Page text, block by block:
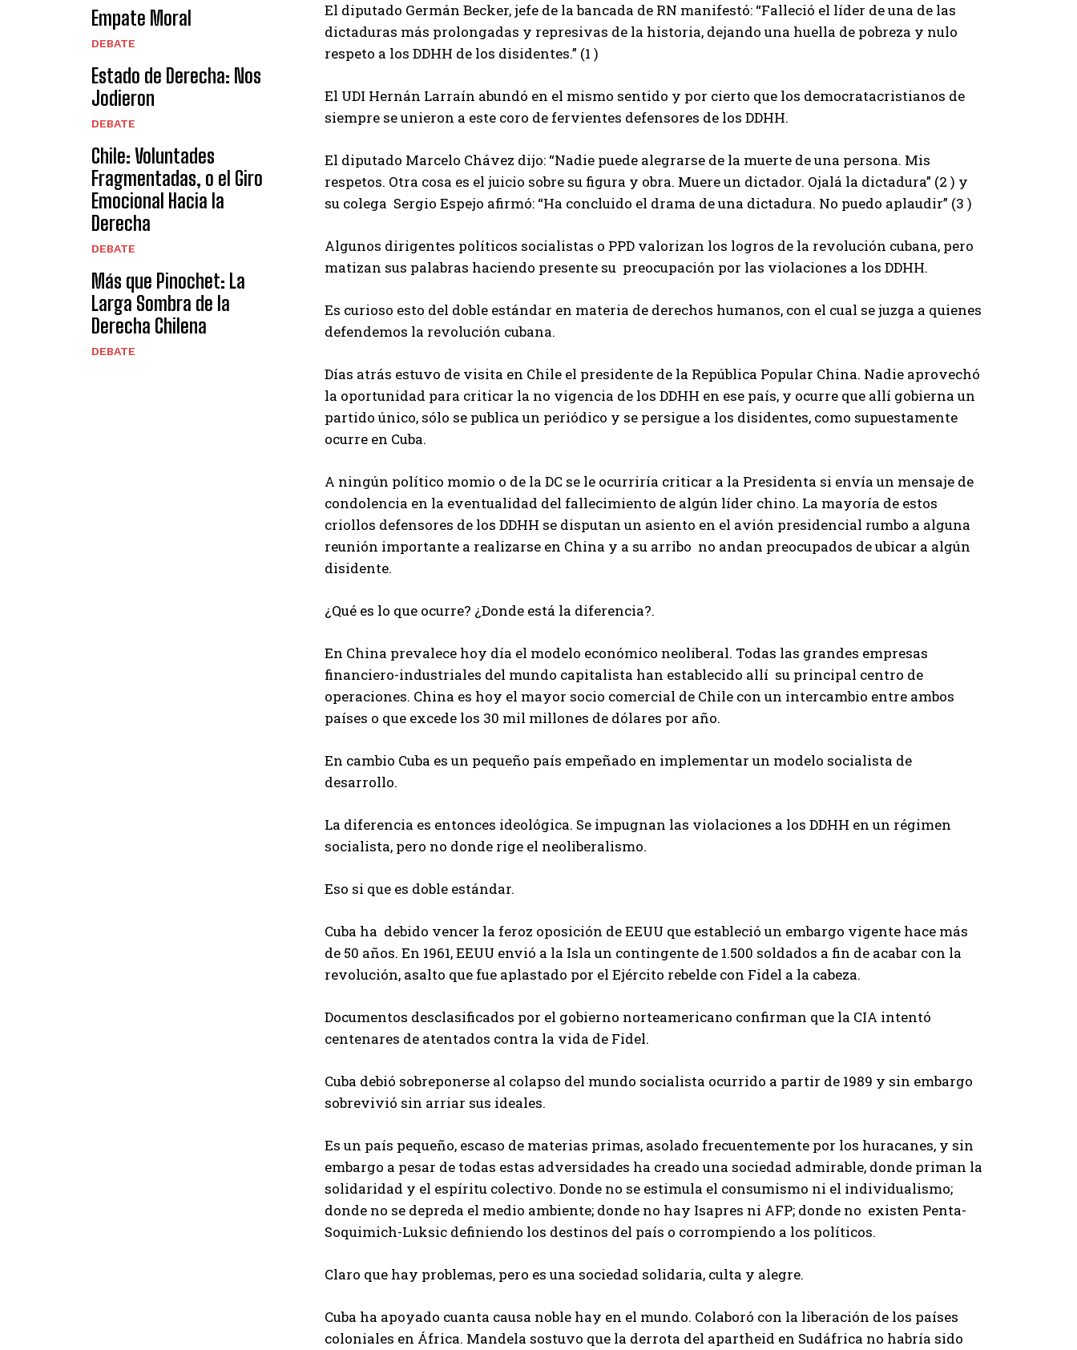
Empate Moral
DEBATE
Estado de Derecha: Nos
Jodieron
DEBATE
Chile: Voluntades
Fragmentadas, o el Giro
Emocional Hacia la
Derecha
DEBATE
Más que Pinochet: La
Larga Sombra de la
Derecha Chilena
DEBATE
El diputado Germán Becker, jefe de la bancada de RN manifestó: “Falleció el líder de una de las
dictaduras más prolongadas y represivas de la historia, dejando una huella de pobreza y nulo
respeto a los DDHH de los disidentes.” (1 )
El UDI Hernán Larraín abundó en el mismo sentido y por cierto que los democratacristianos de
siempre se unieron a este coro de fervientes defensores de los DDHH.
El diputado Marcelo Chávez dijo: “Nadie puede alegrarse de la muerte de una persona. Mis
respetos. Otra cosa es el juicio sobre su figura y obra. Muere un dictador. Ojalá la dictadura” (2 ) y
su colega Sergio Espejo afirmó: “Ha concluido el drama de una dictadura. No puedo aplaudir” (3 )
Algunos dirigentes políticos socialistas o PPD valorizan los logros de la revolución cubana, pero
matizan sus palabras haciendo presente su preocupación por las violaciones a los DDHH.
Es curioso esto del doble estándar en materia de derechos humanos, con el cual se juzga a quienes
defendemos la revolución cubana.
Días atrás estuvo de visita en Chile el presidente de la República Popular China. Nadie aprovechó
la oportunidad para criticar la no vigencia de los DDHH en ese país, y ocurre que allí gobierna un
partido único, sólo se publica un periódico y se persigue a los disidentes, como supuestamente
ocurre en Cuba.
A ningún político momio o de la DC se le ocurriría criticar a la Presidenta si envía un mensaje de
condolencia en la eventualidad del fallecimiento de algún líder chino. La mayoría de estos
criollos defensores de los DDHH se disputan un asiento en el avión presidencial rumbo a alguna
reunión importante a realizarse en China y a su arribo no andan preocupados de ubicar a algún
disidente.
¿Qué es lo que ocurre? ¿Donde está la diferencia?.
En China prevalece hoy día el modelo económico neoliberal. Todas las grandes empresas
financiero-industriales del mundo capitalista han establecido allí su principal centro de
operaciones. China es hoy el mayor socio comercial de Chile con un intercambio entre ambos
países o que excede los 30 mil millones de dólares por año.
En cambio Cuba es un pequeño país empeñado en implementar un modelo socialista de
desarrollo.
La diferencia es entonces ideológica. Se impugnan las violaciones a los DDHH en un régimen
socialista, pero no donde rige el neoliberalismo.
Eso si que es doble estándar.
Cuba ha debido vencer la feroz oposición de EEUU que estableció un embargo vigente hace más
de 50 años. En 1961, EEUU envió a la Isla un contingente de 1.500 soldados a fin de acabar con la
revolución, asalto que fue aplastado por el Ejército rebelde con Fidel a la cabeza.
Documentos desclasificados por el gobierno norteamericano confirman que la CIA intentó
centenares de atentados contra la vida de Fidel.
Cuba debió sobreponerse al colapso del mundo socialista ocurrido a partir de 1989 y sin embargo
sobrevivió sin arriar sus ideales.
Es un país pequeño, escaso de materias primas, asolado frecuentemente por los huracanes, y sin
embargo a pesar de todas estas adversidades ha creado una sociedad admirable, donde priman la
solidaridad y el espíritu colectivo. Donde no se estimula el consumismo ni el individualismo;
donde no se depreda el medio ambiente; donde no hay Isapres ni AFP; donde no existen Penta-
Soquimich-Luksic definiendo los destinos del país o corrompiendo a los políticos.
Claro que hay problemas, pero es una sociedad solidaria, culta y alegre.
Cuba ha apoyado cuanta causa noble hay en el mundo. Colaboró con la liberación de los países
coloniales en África. Mandela sostuvo que la derrota del apartheid en Sudáfrica no habría sido